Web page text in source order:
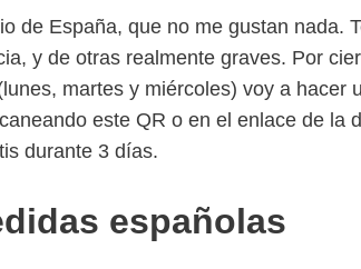
de España, que no me gustan nada.
y de otras realmente graves. Por
martes y miércoles) voy a hacer
este QR o en el enlace de la
durante 3 días.
españolas